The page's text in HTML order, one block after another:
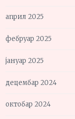
април 2025
фебруар 2025
јануар 2025
децембар 2024
октобар 2024